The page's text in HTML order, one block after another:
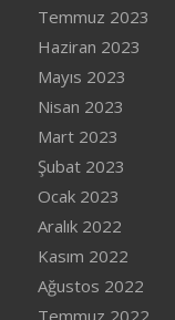
Temmuz 2023
Haziran 2023
Mayıs 2023
Nisan 2023
Mart 2023
Şubat 2023
Ocak 2023
Aralık 2022
Kasım 2022
Ağustos 2022